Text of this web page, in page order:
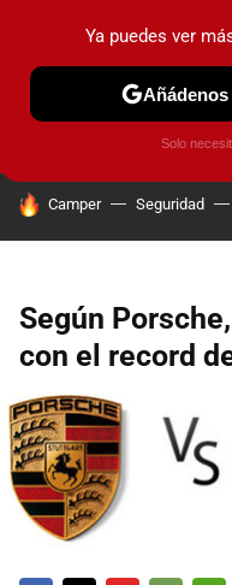
PRUEBAS COCHES
HOY SE HABLA DE
Camper Seguridad
Según
con el record
Ya puedes ver
Solo